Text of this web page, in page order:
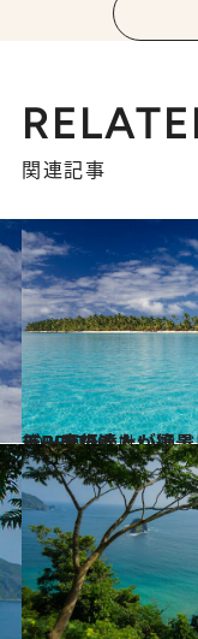
関連記事
2020.5.2
ビーチの達人が選ぶ！ もう一度行きたい絶景ビーチBEST10
旅＆お出かけ